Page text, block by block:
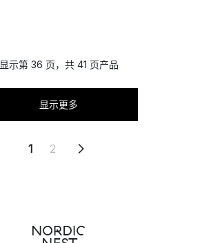
显示第 36 页，共 41 页产品
显示更多
1 2